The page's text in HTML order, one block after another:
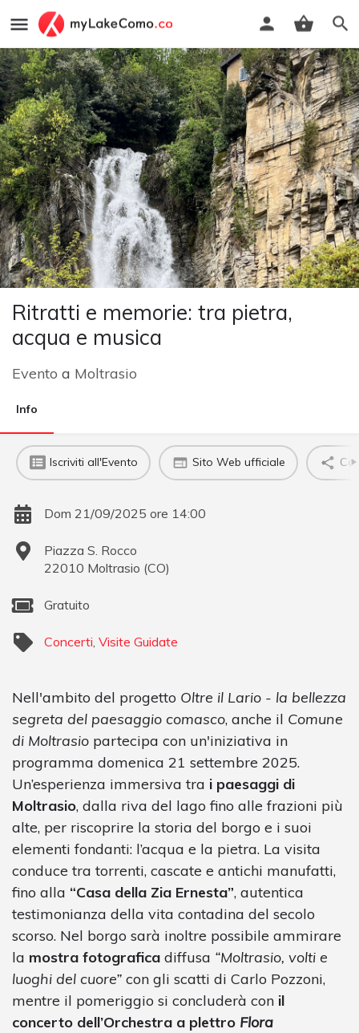
Ritratti e memorie: tra pietra,
acqua e musica
Evento a Moltrasio
Info
Iscriviti all'Evento Sito Web ufficiale
Dom 21/09/2025 ore 14:00
Piazza S. Rocco
22010 Moltrasio (CO)
Gratuito
Concerti Visite Guidate
Nell'ambito del progetto Oltre il Lario - la bellezza
segreta del paesaggio comasco, anche il Comune
di Moltrasio partecipa con un'iniziativa in
programma domenica 21 settembre 2025.
Un’esperienza immersiva tra i paesaggi di
Moltrasio, dalla riva del lago fino alle frazioni più
alte, per riscoprire la storia del borgo e i suoi
elementi fondanti: l’acqua e la pietra. La visita
conduce tra torrenti, cascate e antichi manufatti,
fino alla “Casa della Zia Ernesta”, autentica
testimonianza della vita contadina del secolo
scorso. Nel borgo sarà inoltre possibile ammirare
la mostra fotografica diffusa “Moltrasio, volti e
luoghi del cuore” con gli scatti di Carlo Pozzoni,
mentre il pomeriggio si concluderà con il
concerto dell’Orchestra a plettro Flora